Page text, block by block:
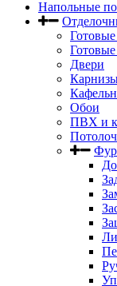
Напольные
Двери
Обои
ПВХ и